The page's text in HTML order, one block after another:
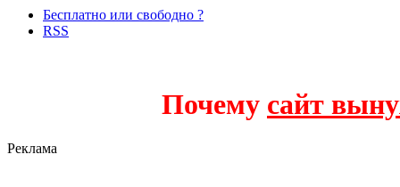
Бесплатно или свободно ?
RSS
Почему сайт
Реклама